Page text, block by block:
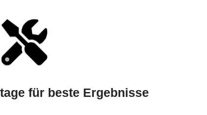
für beste Ergebnisse